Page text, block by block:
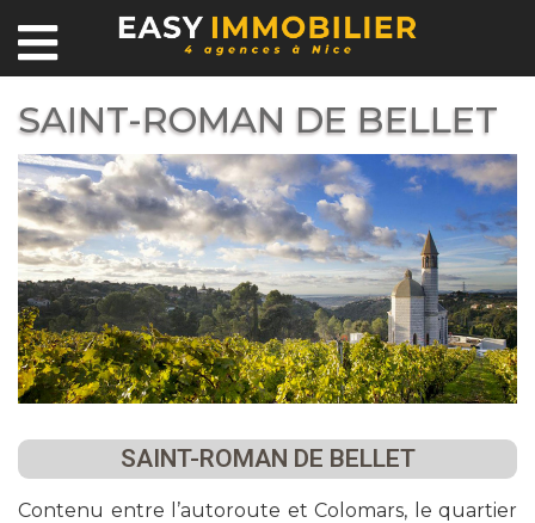
SAINT-ROMAN DE BELLET
SAINT-ROMAN DE BELLET
Contenu entre l’autoroute et Colomars, le quartier